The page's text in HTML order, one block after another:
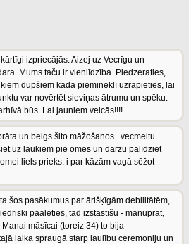
izpriecājās. Aizej uz Vecrīgu un
Mums taču ir vienlīdzība. Piedzeraties,
dupšiem kādā piemineklī uzrāpieties, lai
var novērtēt sieviņas ātrumu un spēku.
būs. Lai jauniem veicās!!!!
un beigs šito māžošanos...vecmeitu
uz laukiem pie omes un dārzu palīdziet
liels prieks. i par kāzām vagā sēžot
šos pasākumus par ārišķīgām debilitātēm,
paālēties, tad izstāstīšu - manuprāt,
māsīcai (toreiz 34) to bija
laika spraugā starp laulību ceremoniju un